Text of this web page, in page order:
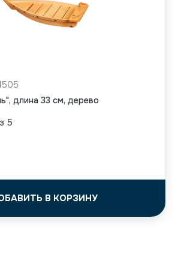
длина 33 см, дерево
5
В КОРЗИНУ